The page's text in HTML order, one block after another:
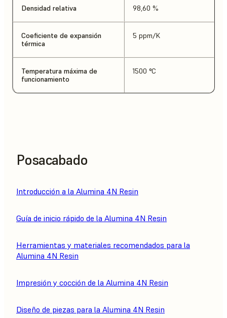
Densidad relativa 98,60 %
Coeficiente de expansión
térmica
5 ppm/K
Temperatura máxima de
funcionamiento
1500 °C
Posacabado
Introducción a la Alumina 4N Resin
Guía de inicio rápido de la Alumina 4N Resin
Herramientas y materiales recomendados para la
Alumina 4N Resin
Impresión y cocción de la Alumina 4N Resin
Diseño de piezas para la Alumina 4N Resin